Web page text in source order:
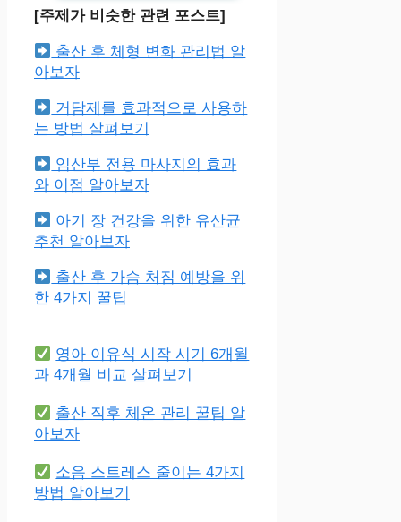
[주제가 비슷한 관련 포스트]
출산 후 체형 변화 관리법 알
아보자
거담제를 효과적으로 사용하
는 방법 살펴보기
임산부 전용 마사지의 효과
와 이점 알아보자
아기 장 건강을 위한 유산균
추천 알아보자
출산 후 가슴 처짐 예방을 위
한 4가지 꿀팁
영아 이유식 시작 시기 6개월
과 4개월 비교 살펴보기
출산 직후 체온 관리 꿀팁 알
아보자
소음 스트레스 줄이는 4가지
방법 알아보기